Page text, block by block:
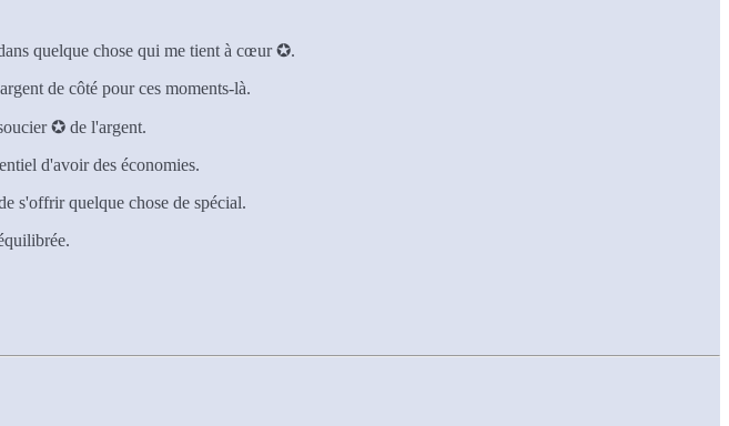
quelque chose qui me tient à cœur ✪.
de côté pour ces moments-là.
✪ de l'argent.
d'avoir des économies.
s'offrir quelque chose de spécial.